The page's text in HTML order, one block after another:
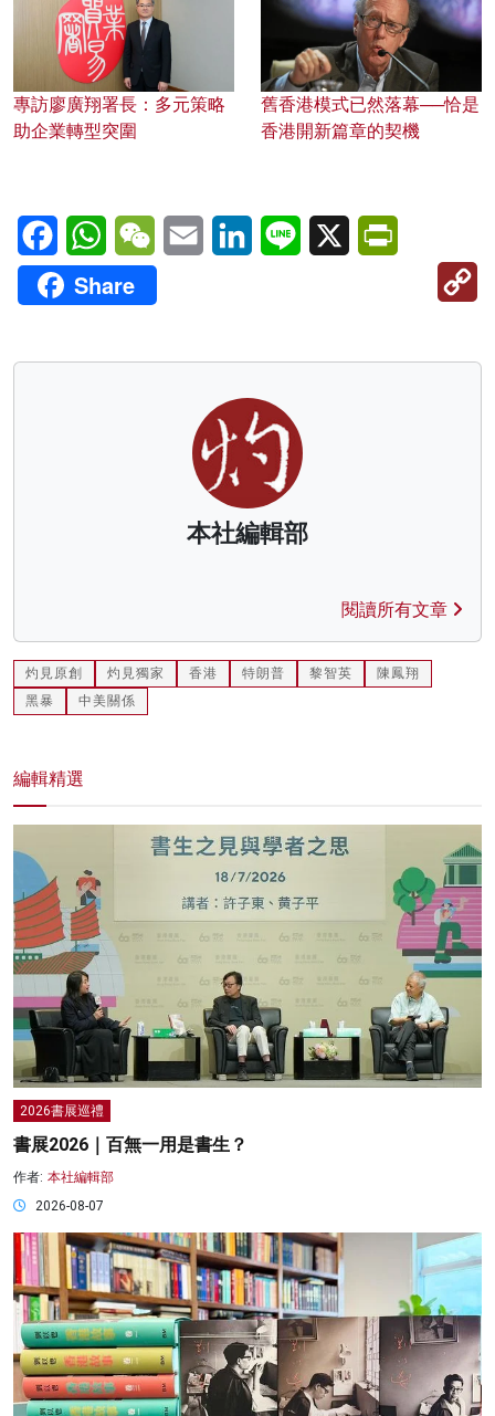
專訪廖廣翔署長：多元策略
助企業轉型突圍
舊香港模式已然落幕──恰是
香港開新篇章的契機
FacebookWhatsAppWeChatEmail LinkedInLine X
Share
本社編輯部
閱讀所有文章
灼見原創 灼見獨家 香港 特朗普 黎智英
陳鳳翔
黑暴
中美關係
編輯精選
2026書展巡禮
書展2026｜百無一用是書生？
作者: 本社編輯部
2026-08-07